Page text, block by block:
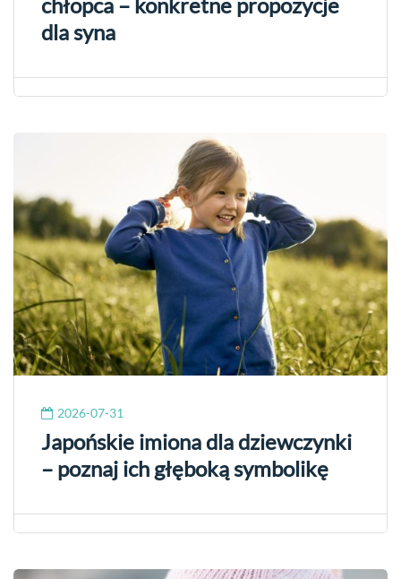
dla syna
2026-07-31
Japońskie imiona dla dziewczynki
– poznaj ich głęboką symbolikę